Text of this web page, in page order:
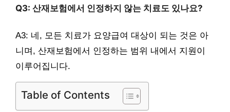
Q3: 산재보험에서 인정하지 않는 치료도 있나요?
A3: 네, 모든 치료가 요양급여 대상이 되는 것은 아
니며, 산재보험에서 인정하는 범위 내에서 지원이
이루어집니다.
Table of Contents